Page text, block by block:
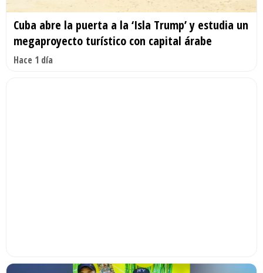
Cuba abre la puerta a la ‘Isla Trump’ y estudia un
megaproyecto turístico con capital árabe
Hace 1 día